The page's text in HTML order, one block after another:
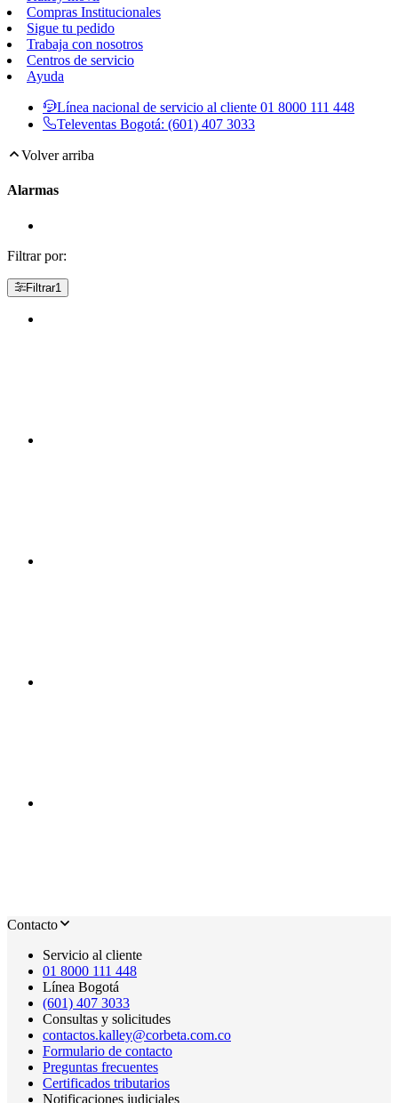
Compras Institucionales
Sigue tu pedido
Trabaja con nosotros
Centros de servicio
Ayuda
Línea nacional de servicio al cliente 01 8000 111 448
Televentas Bogotá: (601) 407 3033
Volver arriba
Alarmas
Filtrar por:
Filtrar1
Contacto
Servicio al cliente
01 8000 111 448
Línea Bogotá
(601) 407 3033
Consultas y solicitudes
contactos.kalley@corbeta.com.co
Formulario de contacto
Preguntas frecuentes
Certificados tributarios
Notificaciones judiciales